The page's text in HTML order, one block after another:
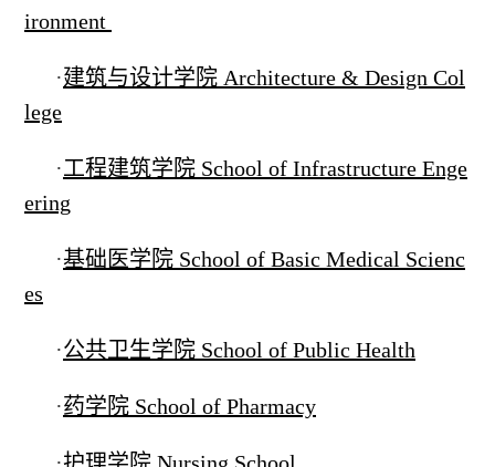
ironment
·建筑与设计学院 Architecture & Design Col
lege
·工程建筑学院 School of Infrastructure Enge
ering
·基础医学院 School of Basic Medical Scienc
es
·公共卫生学院 School of Public Health
·药学院 School of Pharmacy